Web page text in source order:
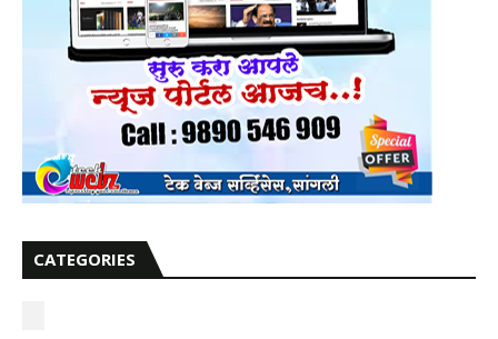
CATEGORIES